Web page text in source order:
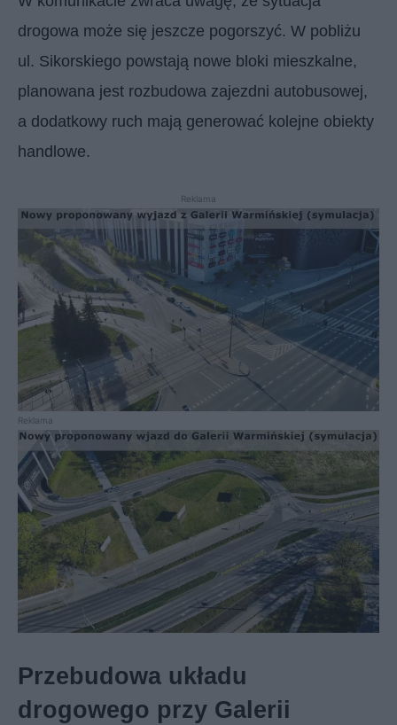
drogowa może się jeszcze pogorszyć. W pobliżu
ul. Sikorskiego powstają nowe bloki mieszkalne,
planowana jest rozbudowa zajezdni autobusowej,
a dodatkowy ruch mają generować kolejne obiekty
handlowe.
Reklama
Reklama
Przebudowa układu
drogowego przy Galerii